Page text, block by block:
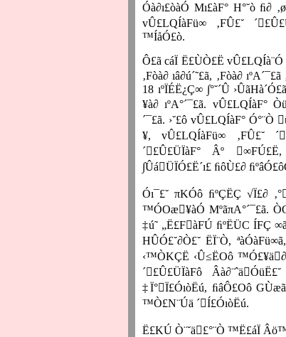
Óà∂ı£òàÓ Mı£àF° H°˘ò ﬁ∂
vÛ£LQÍàFü∞ ‚FÛ£˘
™ÍåÓ£ò.
Ô£ã cáÏ Ë£ÙÒ£Ë vÛ£LQÍà¨Ó
‚Fòà∂ ıâ∂ú´˜£ã, ‚Fòà∂
18 ıºÏÉË¿Ç∞ ∫°˘´Û
¥à∂ ıºA°´¯£ã. vÛ£LQÍàF°
´¯£ã. ›˘£ô vÛ£LQÍàF° Ó°¨Ò
¥, vÛ£LQÍàFü∞ ‚FÛ£˘
´£Û£ÜÏàF° Âº
∫ÛáÜÏÓ£Ë´ı£ ﬁôÙ£∂
Óı¯£˘ πKÓô ﬁºÇËÇ √Ï£∂
™ÓOæ¥àÓ MºãπA°´¯£ã.
‡ú˜ „Ë£FàFÚ ﬁºËÜC ÍFÇ
HÛÓ£˘∂Ò£˘ ËÏ¨Ò,
‹™ÒKÇË ‹Û≤ËOô ™Ó£¥ä∂
´£Û£ÜÏàFô
‡Ï°Ï£ÓıòËú, ﬁâÔ£Oô
™Ò£N¨Úä ´Í£ÓıòËú.
Ë£KÚ Ò¨˘ä£°¨Ò ™Ë£áÏ